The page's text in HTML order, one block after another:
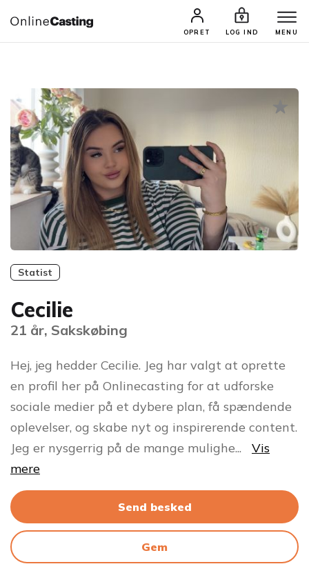
OPRET LOG IND MENU
CASTINGS & JOBS SØG PROFIL
Statist
Cecilie
21 år, Sakskøbing
Hej, jeg hedder Cecilie. Jeg har valgt at oprette
en profil her på Onlinecasting for at udforske
sociale medier på et dybere plan, få spændende
oplevelser, og skabe nyt og inspirerende content.
Jeg er nysgerrig på de mange mulighe...
Vis
mere
Send besked
Gem